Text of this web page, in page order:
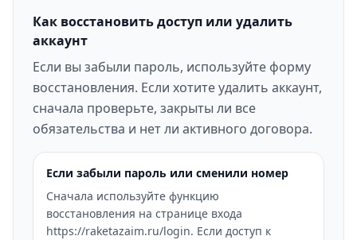
Как восстановить доступ или удалить
аккаунт
Если вы забыли пароль, используйте форму
восстановления. Если хотите удалить аккаунт,
сначала проверьте, закрыты ли все
обязательства и нет ли активного договора.
Если забыли пароль или сменили номер
Сначала используйте функцию
восстановления на странице входа
https://raketazaim.ru/login. Если доступ к